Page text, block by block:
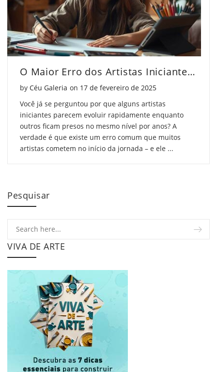
O Maior Erro dos Artistas Iniciantes (e Como Evitar)
by Céu Galeria on Posted on
17 de fevereiro de 2025
Você já se perguntou por que alguns artistas
iniciantes parecem evoluir rapidamente enquanto
outros ficam presos no mesmo nível por anos? A
verdade é que existe um erro comum que muitos
artistas cometem no início da jornada – e ele ...
Pesquisar
VIVA DE ARTE